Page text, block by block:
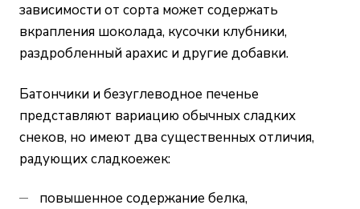
зависимости от сорта может содержать
вкрапления шоколада, кусочки клубники,
раздробленный арахис и другие добавки.
Батончики и безуглеводное печенье
представляют вариацию обычных сладких
снеков, но имеют два существенных отличия,
радующих сладкоежек:
повышенное содержание белка,